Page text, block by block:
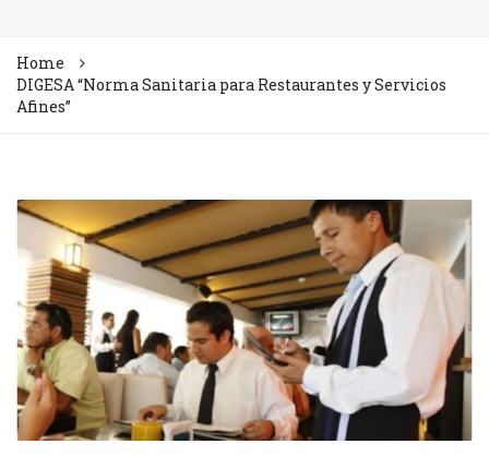
Home
DIGESA “Norma Sanitaria para Restaurantes y Servicios
Afines”